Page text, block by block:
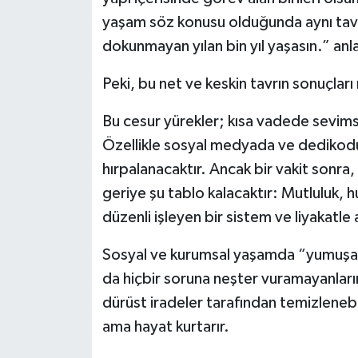
yaşam söz konusu olduğunda aynı
dokunmayan yılan bin yıl yaşasın.”
Peki, bu net ve keskin tavrın
Bu cesur yürekler; kısa vadede
Özellikle sosyal medyada ve
hırpalanacaktır. Ancak bir vakit
geriye şu tablo kalacaktır: Mutluluk,
düzenli işleyen bir sistem ve liyakatle
Sosyal ve kurumsal yaşamda
da hiçbir soruna neşter
dürüst iradeler tarafından
ama hayat kurtarır.